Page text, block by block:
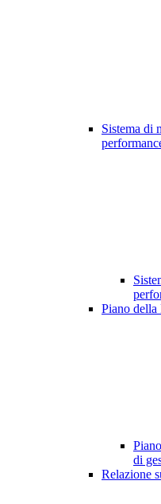
Sistema di
Piano della
di
Relazione